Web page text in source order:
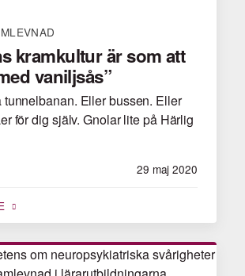
kramkultur är som att
vaniljsås”
29 maj 2020
tunnelbanan. Eller bussen. Eller
för dig själv. Gnolar lite på Härlig